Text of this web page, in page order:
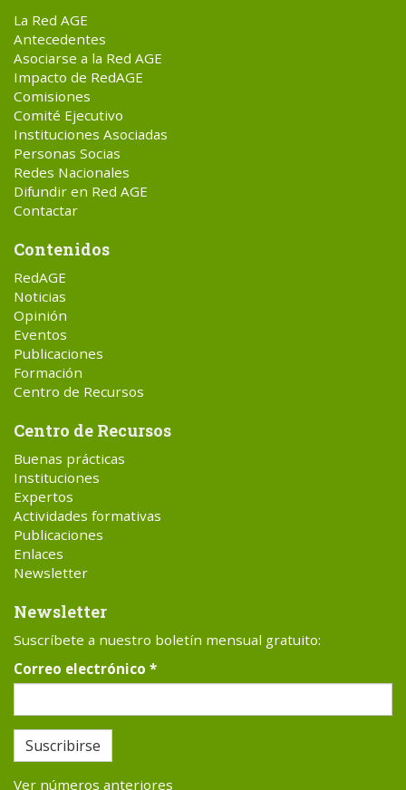
La Red AGE
Antecedentes
Asociarse a la Red AGE
Impacto de RedAGE
Comisiones
Comité Ejecutivo
Instituciones Asociadas
Personas Socias
Redes Nacionales
Difundir en Red AGE
Contactar
Contenidos
RedAGE
Noticias
Opinión
Eventos
Publicaciones
Formación
Centro de Recursos
Centro de Recursos
Buenas prácticas
Instituciones
Expertos
Actividades formativas
Publicaciones
Enlaces
Newsletter
Newsletter
Suscríbete a nuestro boletín mensual gratuito:
Correo electrónico *
Suscribirse
Ver números anteriores